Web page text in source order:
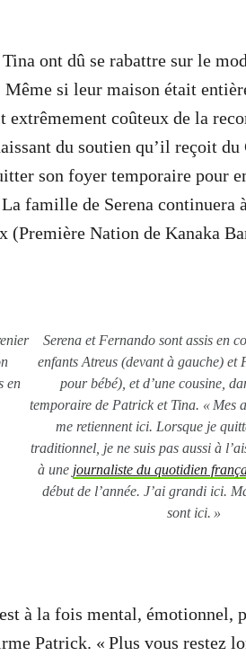
ont dû se rabattre sur le
si leur maison était
extrêmement coûteux de la
du soutien qu’il reçoit du
son foyer temporaire pour
famille de Serena continuera
(Première Nation de Kanaka
en
Serena et Fernando sont assis en
enfants Atreus (devant à gauche) et
pour bébé), et d’une cousine,
temporaire de Patrick et Tina. « Mes
me retiennent ici. Lorsque je
traditionnel, je ne suis pas aussi à
à une journaliste du quotidien
début de l’année. J’ai grandi ici.
sont ici. »
à la fois mental, émotionnel,
Patrick. « Plus vous restez